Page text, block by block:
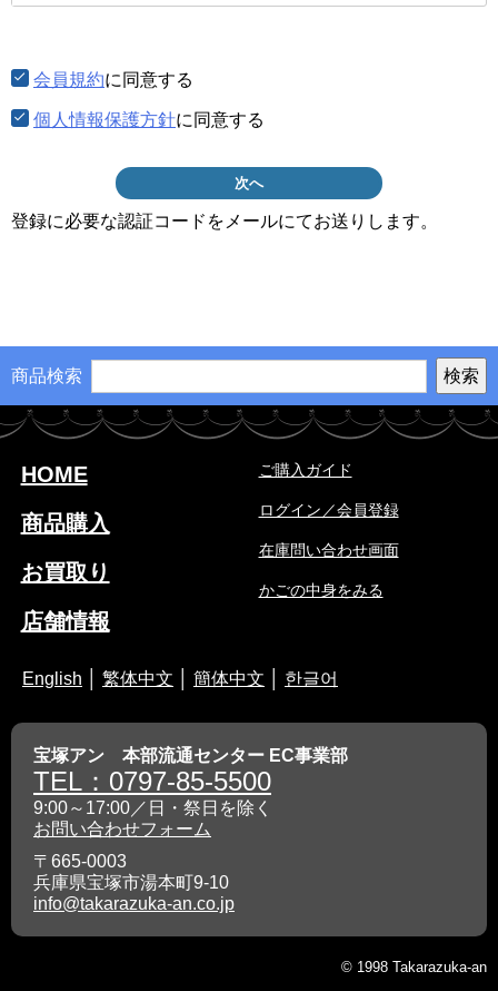
須)
会員規約に同意する
個人情報保護方針に同意する
次へ
登録に必要な認証コードをメールにてお送りします。
商品検索
HOME
商品購入
お買取り
店舗情報
ご購入ガイド
ログイン／会員登録
在庫問い合わせ画面
かごの中身をみる
English 繁体中文 簡体中文 한글어
宝塚アン 本部流通センター EC事業部
TEL：0797-85-5500
9:00～17:00／日・祭日を除く
お問い合わせフォーム
〒665-0003
兵庫県宝塚市湯本町9-10
info@takarazuka-an.co.jp
© 1998 Takarazuka-an